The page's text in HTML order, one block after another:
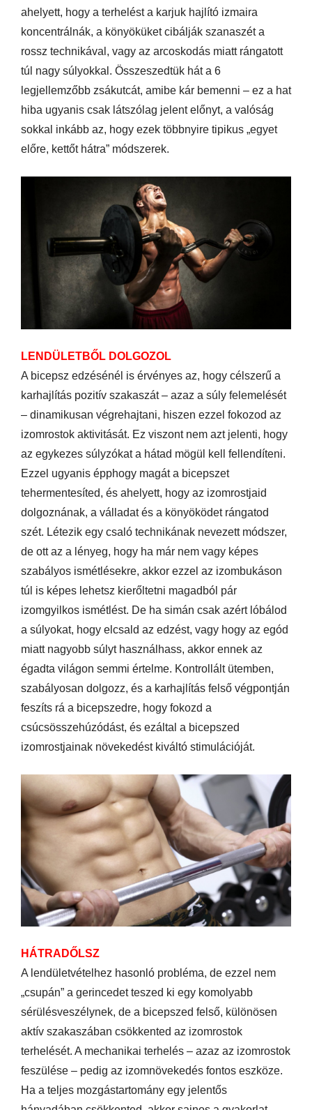
ahelyett, hogy a terhelést a karjuk hajlító izmaira
koncentrálnák, a könyöküket cibálják szanaszét a
rossz technikával, vagy az arcoskodás miatt rángatott
túl nagy súlyokkal. Összeszedtük hát a 6
legjellemzőbb zsákutcát, amibe kár bemenni – ez a hat
hiba ugyanis csak látszólag jelent előnyt, a valóság
sokkal inkább az, hogy ezek többnyire tipikus „egyet
előre, kettőt hátra” módszerek.
LENDÜLETBŐL DOLGOZOL
A bicepsz edzésénél is érvényes az, hogy célszerű a
karhajlítás pozitív szakaszát – azaz a súly felemelését
– dinamikusan végrehajtani, hiszen ezzel fokozod az
izomrostok aktivitását. Ez viszont nem azt jelenti, hogy
az egykezes súlyzókat a hátad mögül kell fellendíteni.
Ezzel ugyanis épphogy magát a bicepszet
tehermentesíted, és ahelyett, hogy az izomrostjaid
dolgoznának, a válladat és a könyöködet rángatod
szét. Létezik egy csaló technikának nevezett módszer,
de ott az a lényeg, hogy ha már nem vagy képes
szabályos ismétlésekre, akkor ezzel az izombukáson
túl is képes lehetsz kierőltetni magadból pár
izomgyilkos ismétlést. De ha simán csak azért lóbálod
a súlyokat, hogy elcsald az edzést, vagy hogy az egód
miatt nagyobb súlyt használhass, akkor ennek az
égadta világon semmi értelme. Kontrollált ütemben,
szabályosan dolgozz, és a karhajlítás felső végpontján
feszíts rá a bicepszedre, hogy fokozd a
csúcsösszehúzódást, és ezáltal a bicepszed
izomrostjainak növekedést kiváltó stimulációját.
HÁTRADŐLSZ
A lendületvételhez hasonló probléma, de ezzel nem
„csupán” a gerincedet teszed ki egy komolyabb
sérülésveszélynek, de a bicepszed felső, különösen
aktív szakaszában csökkented az izomrostok
terhelését. A mechanikai terhelés – azaz az izomrostok
feszülése – pedig az izomnövekedés fontos eszköze.
Ha a teljes mozgástartomány egy jelentős